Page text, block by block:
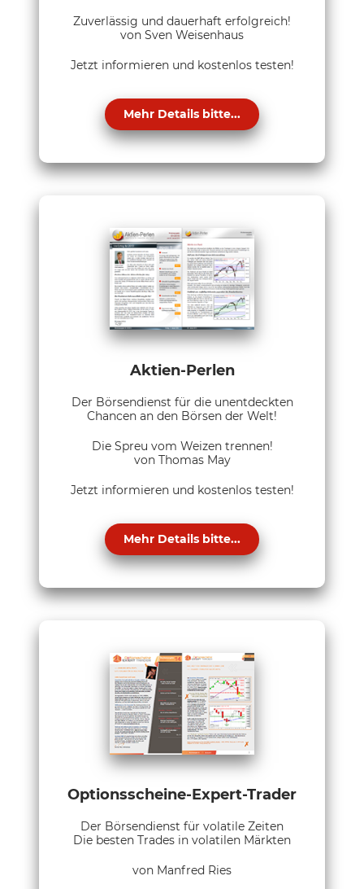
Zuverlässig und dauerhaft erfolgreich!
von Sven Weisenhaus
Jetzt informieren und kostenlos testen!
Mehr Details bitte...
Aktien-Perlen
Der Börsendienst für die unentdeckten
Chancen an den Börsen der Welt!
Die Spreu vom Weizen trennen!
von Thomas May
Jetzt informieren und kostenlos testen!
Mehr Details bitte...
Optionsscheine-Expert-Trader
Der Börsendienst für volatile Zeiten
Die besten Trades in volatilen Märkten
von Manfred Ries